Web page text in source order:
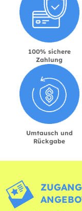
100% sichere
Zahlung
Umtausch und
Rückgabe